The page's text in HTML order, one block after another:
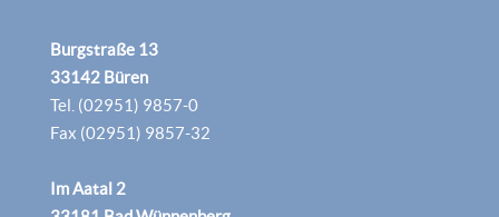
Burgstraße 13
33142 Büren
Tel. (02951) 9857-0
Fax (02951) 9857-32
Im Aatal 2